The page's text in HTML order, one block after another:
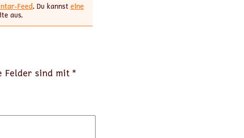
Feed. Du kannsteine
aus.
Felder sind mit *